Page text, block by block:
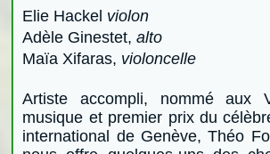
Elie Hackel violon
Adèle Ginestet,alto
Maïa Xifaras, violoncelle
Artiste accompli, nommé aux
musique et premier prix du
international de Genève, Théo